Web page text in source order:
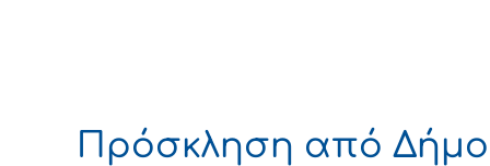
Πρόσκληση από Δήμο